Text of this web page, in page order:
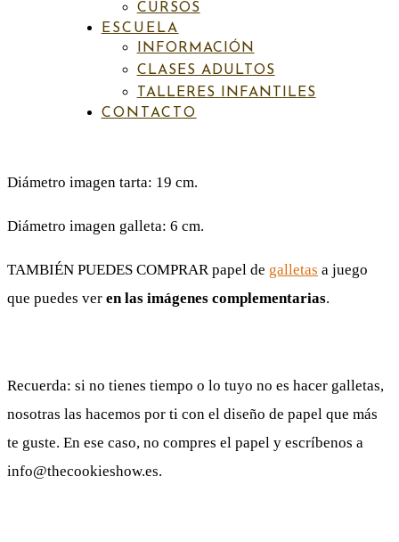
CURSOS
ESCUELA
INFORMACIÓN
CLASES ADULTOS
TALLERES INFANTILES
CONTACTO
T36 D Bowie
IVA incluído
Diámetro imagen tarta: 19 cm.
Diámetro imagen galleta: 6 cm.
TAMBIÉN PUEDES COMPRAR papel de galletas a juego
que puedes ver en las imágenes complementarias.
Recuerda: si no tienes tiempo o lo tuyo no es hacer galletas,
nosotras las hacemos por ti con el diseño de papel que más
te guste. En ese caso, no compres el papel y escríbenos a
info@thecookieshow.es.